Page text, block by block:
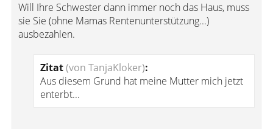
Will Ihre Schwester dann immer noch das Haus, muss
sie Sie (ohne Mamas Rentenunterstützung...)
ausbezahlen.
Zitat(von TanjaKloker):
Aus diesem Grund hat meine Mutter mich jetzt
enterbt...